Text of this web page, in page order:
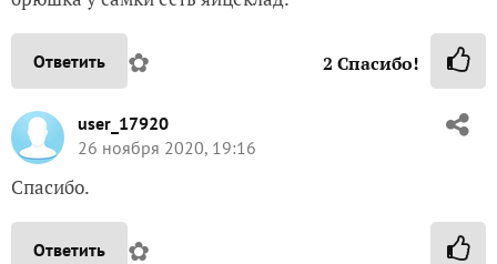
Ответить ✿ 2 Спасибо!
user_17920
26 ноября 2020, 19:16
Спасибо.
Ответить ✿